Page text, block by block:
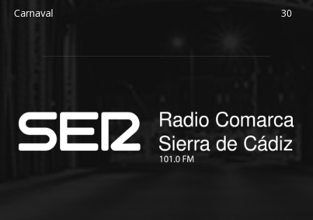
Carnaval
30